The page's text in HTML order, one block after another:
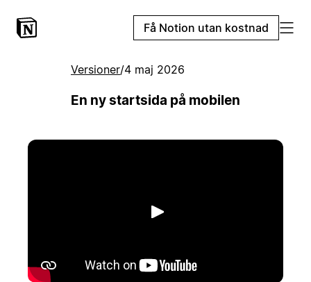
Få Notion utan kostnad
Versioner/4 maj 2026
En ny startsida på mobilen
Spela upp